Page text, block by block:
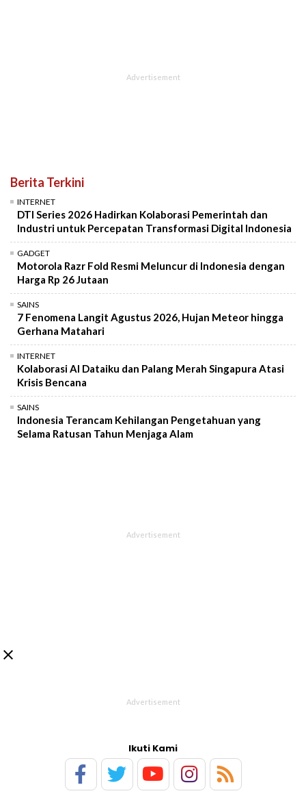
Berita Terkini
INTERNET
DTI Series 2026 Hadirkan Kolaborasi Pemerintah dan
Industri untuk Percepatan Transformasi Digital Indonesia
GADGET
Motorola Razr Fold Resmi Meluncur di Indonesia dengan
Harga Rp 26 Jutaan
SAINS
7 Fenomena Langit Agustus 2026, Hujan Meteor hingga
Gerhana Matahari
INTERNET
Kolaborasi AI Dataiku dan Palang Merah Singapura Atasi
Krisis Bencana
SAINS
Indonesia Terancam Kehilangan Pengetahuan yang
Selama Ratusan Tahun Menjaga Alam

Ikuti Kami